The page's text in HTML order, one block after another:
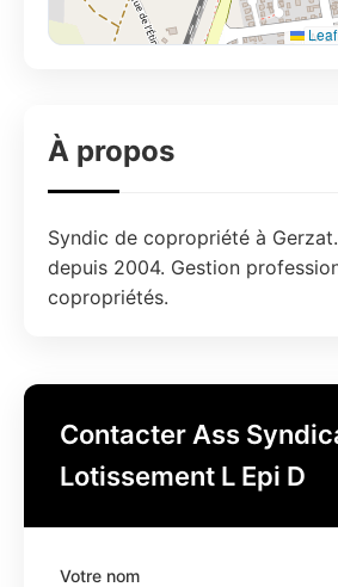
À propos
Syndic de copropriété à
depuis 2004. Gestion
copropriétés.
Contacter Ass
Lotissement L Epi D
Votre nom